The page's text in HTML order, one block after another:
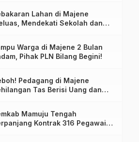
Lahan di Majene
Mendekati Sekolah dan
Warga di Majene 2 Bulan
Pihak PLN Bilang Begini!
Pedagang di Majene
Tas Berisi Uang dan
Mamuju Tengah
Kontrak 316 Pegawai